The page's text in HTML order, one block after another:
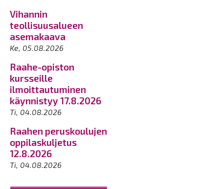
Vihannin
teollisuusalueen
asemakaava
Ke, 05.08.2026
Raahe-opiston
kursseille
ilmoittautuminen
käynnistyy 17.8.2026
Ti, 04.08.2026
Raahen peruskoulujen
oppilaskuljetus
12.8.2026
Ti, 04.08.2026